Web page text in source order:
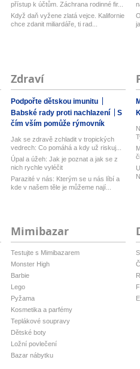
přístup k účtům. Záchrana rodinné fir...
Když daň vyžene zlatá vejce. Kalifornie
chce zdanit miliardáře, ti rad...
Zdraví
Podpořte dětskou imunitu
Babské rady proti nachlazení
S
čím vším pomůže rýmovník
Jak se zdravě zchladit v tropických
vedrech: Co pomáhá a kdy už riskuj...
Úpal a úžeh: Jak je poznat a jak se z
nich rychle vyléčit
Parazité v nás: Kterým se u nás líbí a
kde v našem těle je můžeme nají...
Mimibazar
Testujte s Mimibazarem
Monster High
Barbie
Lego
Pyžama
Kosmetika a parfémy
Teplákové soupravy
Dětské boty
Ložní povlečení
Bazar nábytku